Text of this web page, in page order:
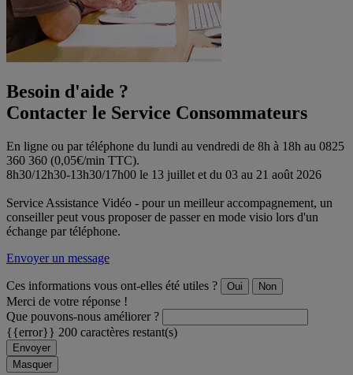
Besoin d'aide ?
Contacter le Service Consommateurs
En ligne ou par téléphone du lundi au vendredi de 8h à 18h au 0825
360 360 (0,05€/min TTC).
8h30/12h30-13h30/17h00 le 13 juillet et du 03 au 21 août 2026
Service Assistance Vidéo - pour un meilleur accompagnement, un
conseiller peut vous proposer de passer en mode visio lors d'un
échange par téléphone.
Envoyer un message
Ces informations vous ont-elles été utiles ? Oui Non
Merci de votre réponse !
Que pouvons-nous améliorer ?
{{error}} 200 caractères restant(s)
Envoyer
Masquer